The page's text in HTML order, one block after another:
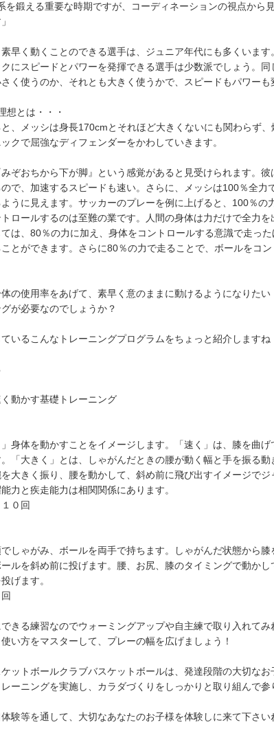
を鍛える重要な時期ですが、コーディネーションの視点から
早く動くことのできる選手は、ジュニア年代にも多くいま
にスピードとパワーを発揮できる選手は少数派でしょう。同
く使うのか、それとも大きく使うかで、スピードもパワーも
想とは・・・
、メッシは身長170cmとそれほど大きくないにも関わらず
クで屈強なディフェンダーをかわしていきます。
みぞおちから下が脚』という感覚があると見受けられます。彼
で、加速するスピードも速い。さらに、メッシは100％全力
うに見えます。サッカーのプレーを例に上げると、100％の
ロールするのは至難の業です。人間の身体は力だけで全力を
は、80％の力に加え、身体をコントロールする意識で走っ
とができます。さらに80％の力で走ることで、ボールをコ
体の使用率をあげて、素早く意のままに動けるようになりた
グが必要なのでしょうか？
いるこんなトレーニングプログラムをちょっと紹介しますね
動かす基礎トレーニング
」身体を動かすことをイメージします。「速く」は、膝を曲
「大きく」とは、しゃがんだときの腰が動く幅と手を振る動
大きく振り、腰を動かして、斜め前に飛び出すイメージで
力と疾走能力は相関関係にあります。
０回
しゃがみ、ボールを両手で持ちます。しゃがんだ状態から膝
ルを斜め前に投げます。腰、お尻、膝のタイミングで動かし
げます。
きる練習なのでウォーミングアップや自主練で取り入れてみ
い方をマスターして、プレーの幅を広げましょう！
ットボールクラブバスケットボールは、発達段階の大切な
ーニングを実施し、カラダづくりをしっかりと取り組んで参
験等を通して、大切なあなたのお子様を体験しに来て下さい